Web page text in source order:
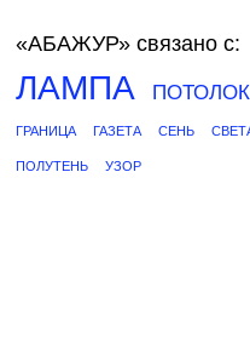
«АБАЖУР» связано с:
ЛАМПА ПОТОЛОК
ГРАНИЦА ГАЗЕТА СЕНЬ
ПОЛУТЕНЬ УЗОР